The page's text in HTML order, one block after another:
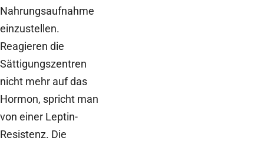
Nahrungsaufnahme
einzustellen.
Reagieren die
Sättigungszentren
nicht mehr auf das
Hormon, spricht man
von einer Leptin-
Resistenz. Die